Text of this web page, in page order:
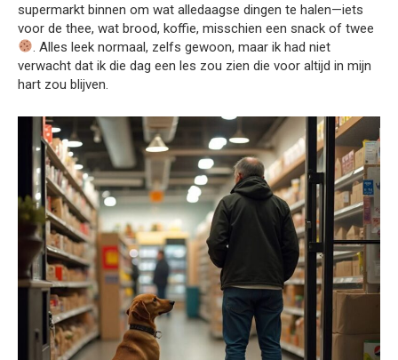
supermarkt binnen om wat alledaagse dingen te halen—iets
voor de thee, wat brood, koffie, misschien een snack of twee
. Alles leek normaal, zelfs gewoon, maar ik had niet
verwacht dat ik die dag een les zou zien die voor altijd in mijn
hart zou blijven.